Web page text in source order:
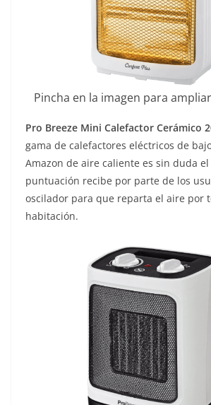
Pincha en la imagen para
Pro Breeze Mini Calefactor Cerámico
gama de calefactores eléctricos de
Amazon de aire caliente es sin duda
puntuación recibe por parte de los
oscilador para que reparta el aire por
habitación.